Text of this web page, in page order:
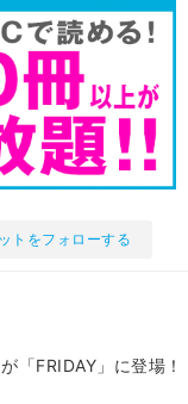
トをフォローする
「FRIDAY」に登場！